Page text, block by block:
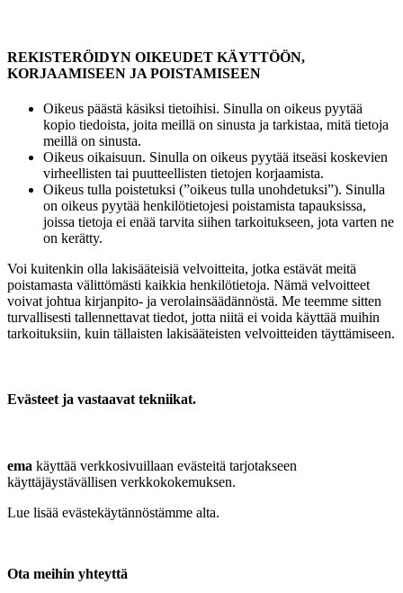
REKISTERÖIDYN OIKEUDET KÄYTTÖÖN,
KORJAAMISEEN JA POISTAMISEEN
Oikeus päästä käsiksi tietoihisi. Sinulla on oikeus pyytää
kopio tiedoista, joita meillä on sinusta ja tarkistaa, mitä tietoja
meillä on sinusta.
Oikeus oikaisuun. Sinulla on oikeus pyytää itseäsi koskevien
virheellisten tai puutteellisten tietojen korjaamista.
Oikeus tulla poistetuksi (”oikeus tulla unohdetuksi”). Sinulla
on oikeus pyytää henkilötietojesi poistamista tapauksissa,
joissa tietoja ei enää tarvita siihen tarkoitukseen, jota varten ne
on kerätty.
Voi kuitenkin olla lakisääteisiä velvoitteita, jotka estävät meitä
poistamasta välittömästi kaikkia henkilötietoja. Nämä velvoitteet
voivat johtua kirjanpito- ja verolainsäädännöstä. Me teemme sitten
turvallisesti tallennettavat tiedot, jotta niitä ei voida käyttää muihin
tarkoituksiin, kuin tällaisten lakisääteisten velvoitteiden täyttämiseen.
Evästeet ja vastaavat tekniikat.
ema käyttää verkkosivuillaan evästeitä tarjotakseen
käyttäjäystävällisen verkkokokemuksen.
Lue lisää evästekäytännöstämme alta.
Ota meihin yhteyttä